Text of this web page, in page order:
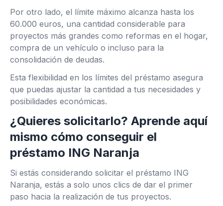
Por otro lado, el límite máximo alcanza hasta los
60.000 euros, una cantidad considerable para
proyectos más grandes como reformas en el hogar,
compra de un vehículo o incluso para la
consolidación de deudas.
Esta flexibilidad en los límites del préstamo asegura
que puedas ajustar la cantidad a tus necesidades y
posibilidades económicas.
¿Quieres solicitarlo? Aprende aquí
mismo cómo conseguir el
préstamo ING Naranja
Si estás considerando solicitar el préstamo ING
Naranja, estás a solo unos clics de dar el primer
paso hacia la realización de tus proyectos.